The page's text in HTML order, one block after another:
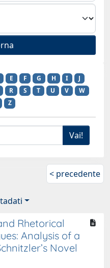
E F G H I
J
R S T U V
W
Z
< precedente
Rhetorical
Analysis of a
Novel